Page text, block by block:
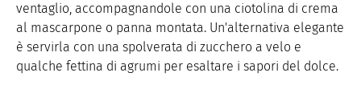
ventaglio, accompagnandole con una ciotolina di crema
al mascarpone o panna montata. Un'alternativa elegante
è servirla con una spolverata di zucchero a velo e
qualche fettina di agrumi per esaltare i sapori del dolce.